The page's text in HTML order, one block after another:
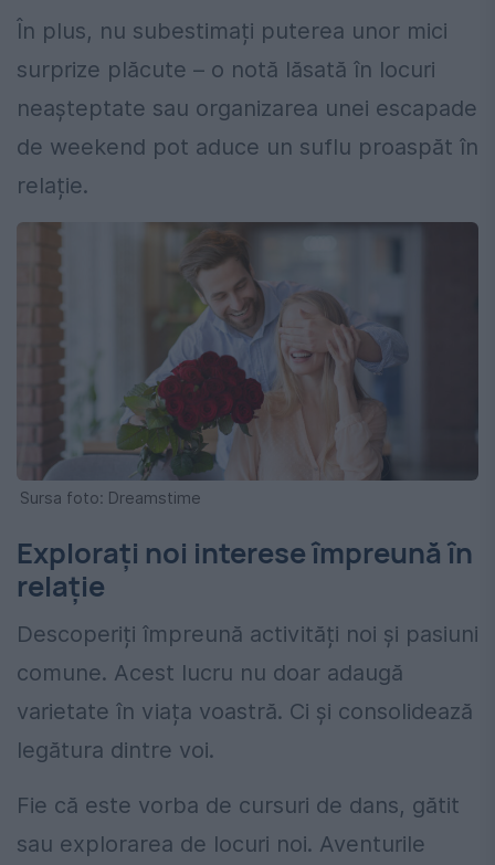
În plus, nu subestimați puterea unor mici
surprize plăcute – o notă lăsată în locuri
neașteptate sau organizarea unei escapade
de weekend pot aduce un suflu proaspăt în
relație.
Sursa foto: Dreamstime
Explorați noi interese împreună în
relaţie
Descoperiți împreună activități noi și pasiuni
comune. Acest lucru nu doar adaugă
varietate în viața voastră. Ci și consolidează
legătura dintre voi.
Fie că este vorba de cursuri de dans, gătit
sau explorarea de locuri noi. Aventurile